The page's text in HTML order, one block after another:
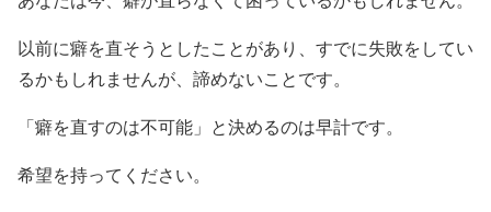
以前に癖を直そうとしたことがあり、すでに失敗をしてい
るかもしれませんが、諦めないことです。
「癖を直すのは不可能」と決めるのは早計です。
希望を持ってください。